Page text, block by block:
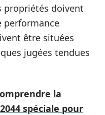
propriétés doivent
performance
être situées
jugées tendues
la
spéciale pour